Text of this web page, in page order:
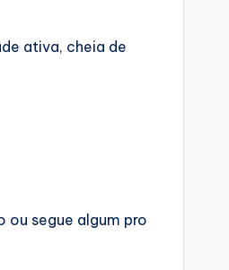
ativa, cheia de
ou segue algum pro